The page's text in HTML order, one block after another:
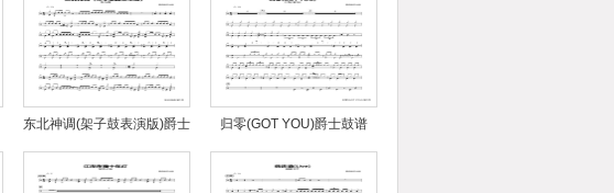
东北神调(架子鼓表演版)爵士
鼓谱
归零(GOT YOU)爵士鼓谱